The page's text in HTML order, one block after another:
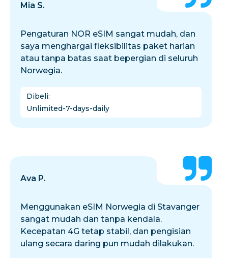
Mia S.
Pengaturan NOR eSIM sangat mudah, dan
saya menghargai fleksibilitas paket harian
atau tanpa batas saat bepergian di seluruh
Norwegia.
Dibeli:
Unlimited-7-days-daily
Ava P.
Menggunakan eSIM Norwegia di Stavanger
sangat mudah dan tanpa kendala.
Kecepatan 4G tetap stabil, dan pengisian
ulang secara daring pun mudah dilakukan.